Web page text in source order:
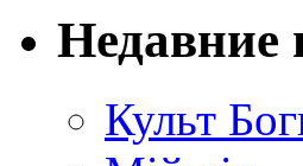
Недавние
Культ